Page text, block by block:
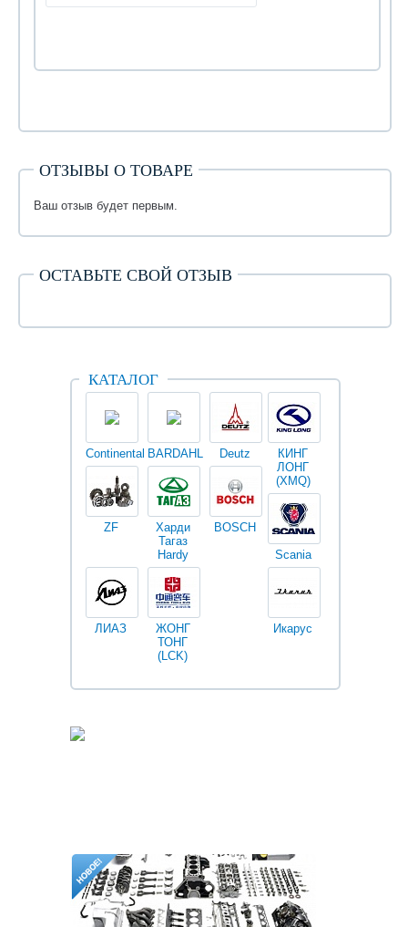
ОТЗЫВЫ О ТОВАРЕ
Ваш отзыв будет первым.
ОСТАВЬТЕ СВОЙ ОТЗЫВ
КАТАЛОГ
Continental BARDAHL Deutz
ZF
Харди
Тагаз
Hardy
BOSCH
ЛИАЗ
ЖОНГ
ТОНГ
(LCK)
КИНГ
ЛОНГ
(XMQ)
Scania
Икарус